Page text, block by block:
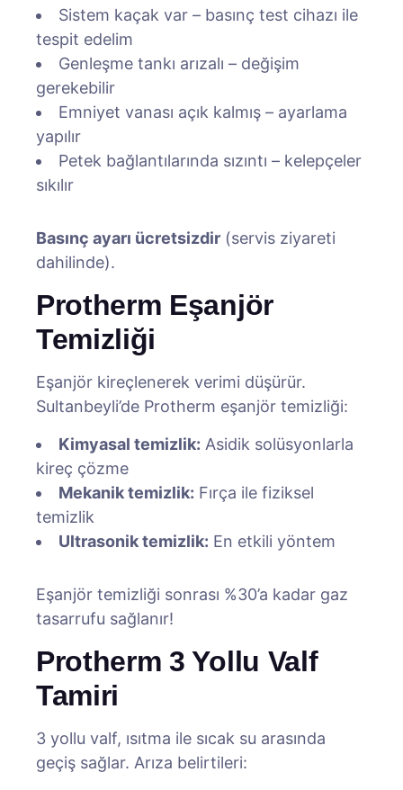
Sistem kaçak var – basınç test cihazı ile
tespit edelim
Genleşme tankı arızalı – değişim
gerekebilir
Emniyet vanası açık kalmış – ayarlama
yapılır
Petek bağlantılarında sızıntı – kelepçeler
sıkılır
Basınç ayarı ücretsizdir (servis ziyareti
dahilinde).
Protherm Eşanjör
Temizliği
Eşanjör kireçlenerek verimi düşürür.
Sultanbeyli’de Protherm eşanjör temizliği:
Kimyasal temizlik: Asidik solüsyonlarla
kireç çözme
Mekanik temizlik: Fırça ile fiziksel
temizlik
Ultrasonik temizlik: En etkili yöntem
Eşanjör temizliği sonrası %30’a kadar gaz
tasarrufu sağlanır!
Protherm 3 Yollu Valf
Tamiri
3 yollu valf, ısıtma ile sıcak su arasında
geçiş sağlar. Arıza belirtileri: